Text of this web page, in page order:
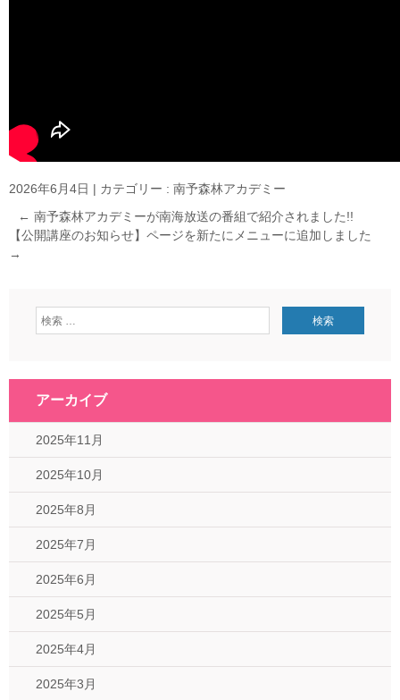
2026年6月4日 | カテゴリー : 南予森林アカデミー
← 南予森林アカデミーが南海放送の番組で紹介されました!!
【公開講座のお知らせ】ページを新たにメニューに追加しました
→
アーカイブ
2025年11月
2025年10月
2025年8月
2025年7月
2025年6月
2025年5月
2025年4月
2025年3月